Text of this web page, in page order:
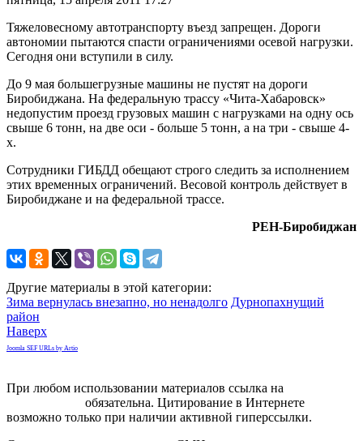
машин
Тяжеловесному автотранспорту въезд запрещен. Дороги
автономии пытаются спасти ограничениями осевой нагрузки.
Сегодня они вступили в силу.
До 9 мая большегрузные машины не пустят на дороги
Биробиджана. На федеральную трассу «Чита-Хабаровск»
недопустим проезд грузовых машин с нагрузками на одну ось
свыше 6 тонн, на две оси - больше 5 тонн, а на три - свыше 4-
х.
Сотрудники ГИБДД обещают строго следить за исполнением
этих временных ограничений. Весовой контроль действует в
Биробиджане и на федеральной трассе.
РЕН-Биробиджан
Другие материалы в этой категории:
Зима вернулась внезапно, но ненадолго Дурнопахнущий
район
Наверх
Joomla SEF URLs by Artio
При любом использовании материалов ссылка на
обязательна. Цитирование в Интернете
возможно только при наличии активной гиперссылки.